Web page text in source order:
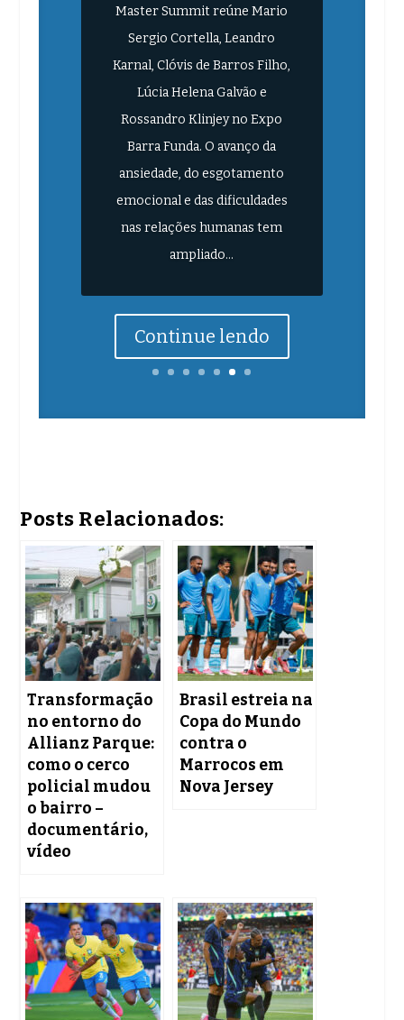
Master Summit reúne Mario
Sergio Cortella, Leandro
Karnal, Clóvis de Barros Filho,
Lúcia Helena Galvão e
Rossandro Klinjey no Expo
Barra Funda. O avanço da
ansiedade, do esgotamento
emocional e das dificuldades
nas relações humanas tem
ampliado...
Continue lendo
Posts Relacionados:
Transformação
no entorno do
Allianz Parque:
como o cerco
policial mudou
o bairro –
documentário,
vídeo
Brasil estreia na
Copa do Mundo
contra o
Marrocos em
Nova Jersey